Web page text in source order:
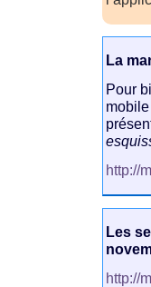
La
Pour
http://
Les
http://